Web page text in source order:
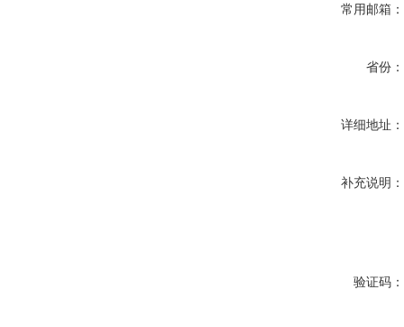
常用邮箱：
省份：
详细地址：
补充说明：
验证码：